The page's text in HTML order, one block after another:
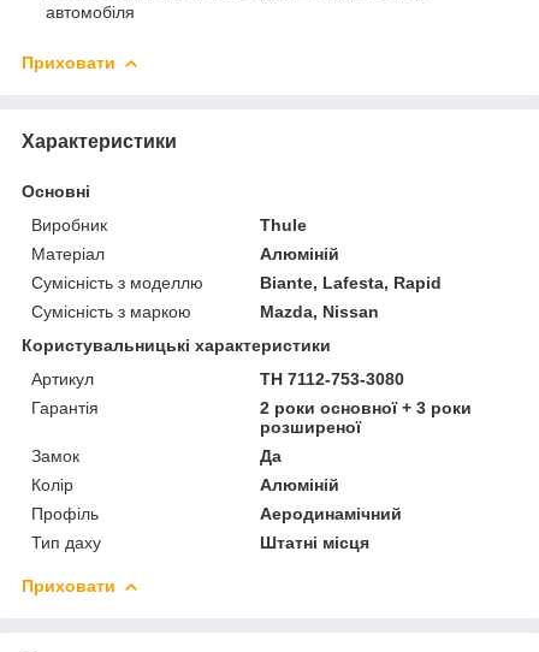
автомобіля
Приховати
Характеристики
Основні
Виробник
Thule
Матеріал
Алюміній
Сумісність з моделлю
Biante, Lafesta, Rapid
Сумісність з маркою
Mazda, Nissan
Користувальницькі характеристики
Артикул
TH 7112-753-3080
Гарантія
2 роки основної + 3 роки
розширеної
Замок
Да
Колір
Алюміній
Профіль
Аеродинамічний
Тип даху
Штатні місця
Приховати